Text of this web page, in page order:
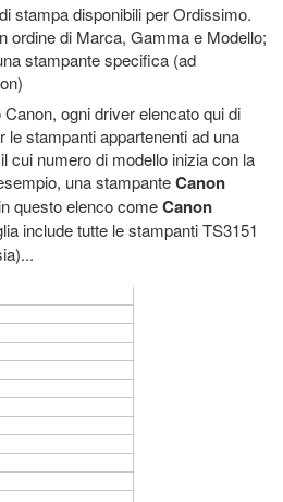
stampa disponibili per Ordissimo.
ordine di Marca, Gamma e Modello;
stampante specifica (ad
ogni driver elencato qui di
le stampanti appartenenti ad una
cui numero di modello inizia con la
una stampanteCanon
questo elenco comeCanon
include tutte le stampanti TS3151